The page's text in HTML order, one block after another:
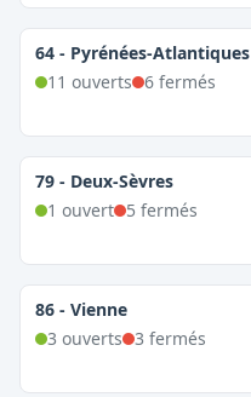
64 - Pyrénées-Atlantiques
11 ouverts 6fermés
79 - Deux-Sèvres
1 ouvert 5 fermés
86 - Vienne
3 ouverts 3 fermés